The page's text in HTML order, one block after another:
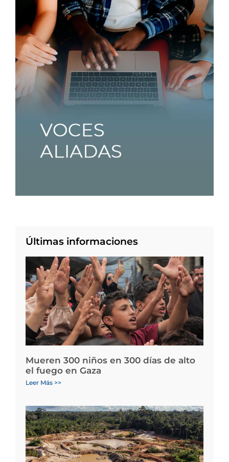
Últimas informaciones
Mueren 300 niños en 300 días de alto
el fuego en Gaza
Leer Más >>